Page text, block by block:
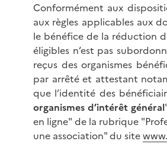
Conformément aux
aux règles applicables aux
le bénéfice de la réduction
éligibles n’est pas
reçus des organismes
par arrêté et attestant
que l’identité des
organismes d’intérêt général
en ligne" de la rubrique
une association" du site